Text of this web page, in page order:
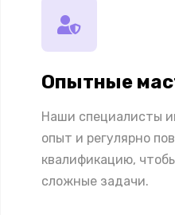
Опытные
Наши специалисты
опыт и регулярно
квалификацию,
сложные задачи.